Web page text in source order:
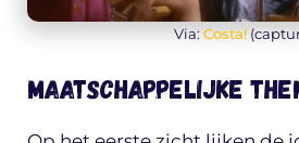
Via: Costa!
Maatschappelijke